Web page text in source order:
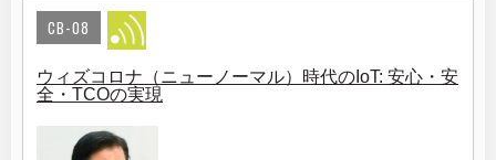
CB-08
ウィズコロナ（ニューノーマル）時代のIoT: 安心・安
全・TCOの実現